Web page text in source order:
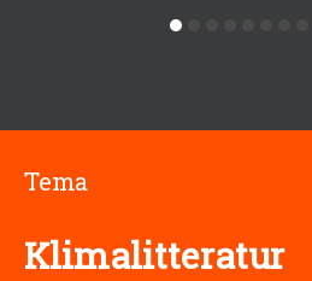
Tema
Klimalitteratur